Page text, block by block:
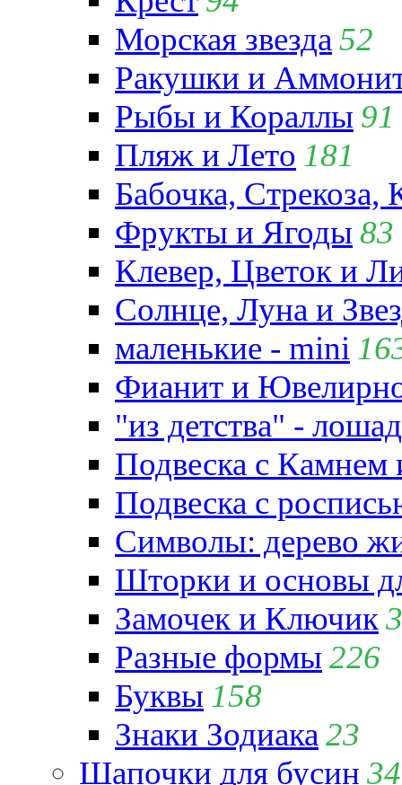
Морская звезда 52
Ракушки и
Рыбы и Кораллы 91
Пляж и Лето 181
Бабочка,
Фрукты и Ягоды 83
Клевер, Цветок и
Солнце, Луна и
маленькие - mini
Фианит и
"из детства" -
Подвеска с
Подвеска с
Символы: дерево
Шторки и основы
Замочек и Ключик
Разные формы 226
Буквы 158
Знаки Зодиака 23
Шапочки для бусин 34